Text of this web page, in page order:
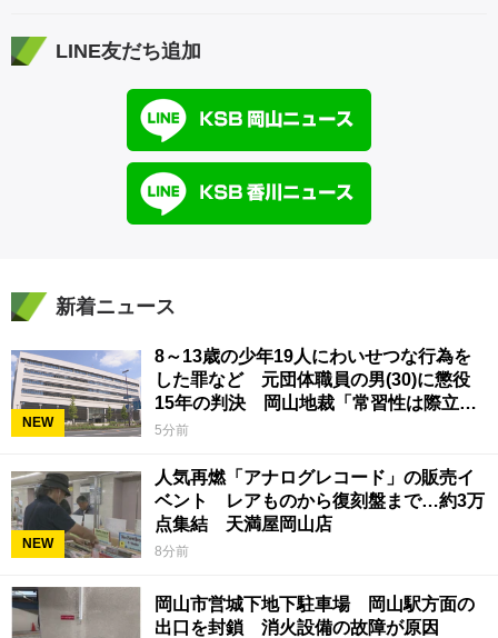
LINE友だち追加
新着ニュース
NEW
8～13歳の少年19人にわいせつな行為を
した罪など 元団体職員の男(30)に懲役
15年の判決 岡山地裁「常習性は際立っ
ていて被害結果も非常に重い」
5分前
NEW
人気再燃「アナログレコード」の販売イ
ベント レアものから復刻盤まで…約3万
点集結 天満屋岡山店
8分前
岡山市営城下地下駐車場 岡山駅方面の
出口を封鎖 消火設備の故障が原因